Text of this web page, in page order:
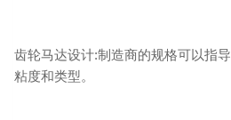
齿轮马达设计:制造商的规格可以指
粘度和类型。